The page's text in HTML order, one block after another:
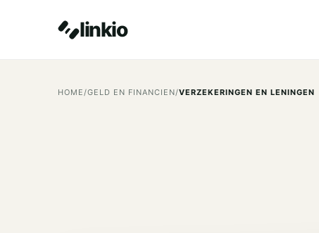
linkio
HOME/GELD EN FINANCIEN/VERZEKERINGEN EN LENINGEN